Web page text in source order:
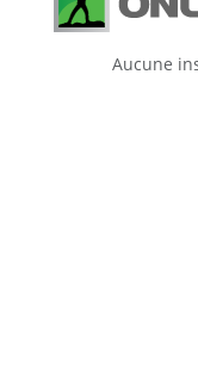
Aucune